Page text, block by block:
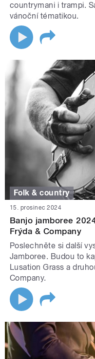
countrymani i trampi.
vánoční tématikou.
Folk & country
15. prosinec 2024
Banjo jamboree
Frýda & Company
Poslechněte si další
Jamboree. Budou to
Lusation Grass a
Company.